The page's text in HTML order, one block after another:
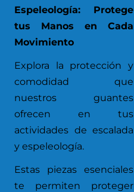
Espeleología: Protege
tus Manos en Cada
Movimiento
Explora la protección y
comodidad que
nuestros guantes
ofrecen en tus
actividades de escalada
y espeleología.
Estas piezas esenciales
te permiten proteger